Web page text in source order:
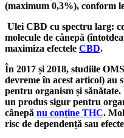
(maximum 0,3%), conform
Ulei CBD cu spectru larg:
molecule de cânepă
maximiza efectele CBD.
În 2017 și 2018, studiile
devreme în acest articol) au
pentru organism și
un produs sigur pentru
cânepă nu conține THC.
risc de dependență sau